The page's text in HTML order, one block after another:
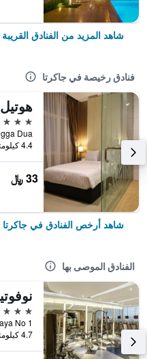
شاهد المزيد من الفنادق القريبة
فنادق رخيصة في جاكرتا
هوتيل 55
3 نجوم
4.4 كيلومتر عن وسط المدينة
33 ﷼
شاهد أرخص الفنادق في جاكرتا
الفنادق الموصى بها
4 نجوم
4.7 كيلومتر عن وسط المدينة